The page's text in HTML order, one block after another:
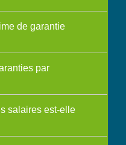
de garantie
par
salaires est-elle